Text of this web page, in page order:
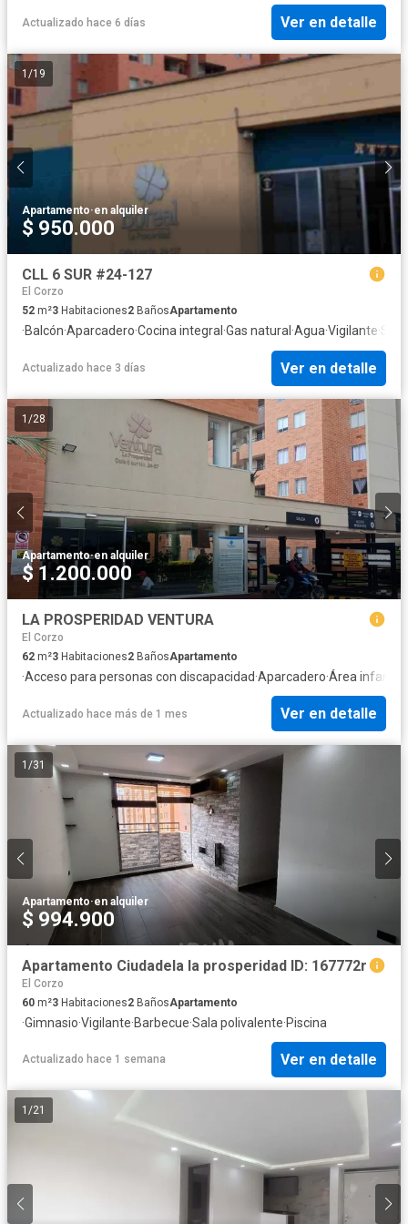
Actualizado hace 6 días Ver en detalle
1 /19
Apartamento·en alquiler
$ 950.000
CLL 6 SUR #24-127
El Corzo
52 m²3 Habitaciones2 BañosApartamento
·Balcón·Aparcadero·Cocina integral ·Gas natural ·Agua·Vigilante·
Actualizado hace 3 días Ver en detalle
1 /28
Apartamento·en alquiler
$ 1.200.000
LA PROSPERIDAD VENTURA
El Corzo
62 m²3 Habitaciones2 BañosApartamento
·Acceso para personas con discapacidad·Aparcadero·Área infantil
Actualizado hace más de 1 mes Ver en detalle
1 /31
Apartamento·en alquiler
$ 994.900
Apartamento Ciudadela la prosperidad ID: 167772r
El Corzo
60 m²3 Habitaciones2 BañosApartamento
·Gimnasio·Vigilante·Barbecue·Sala polivalente·Piscina
Actualizado hace 1 semana Ver en detalle
1 /21